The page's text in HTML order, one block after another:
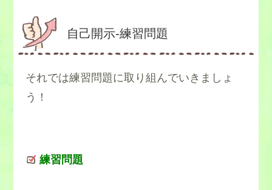
自己開示-練習問題
それでは練習問題に取り組んでいきましょ
う！
練習問題